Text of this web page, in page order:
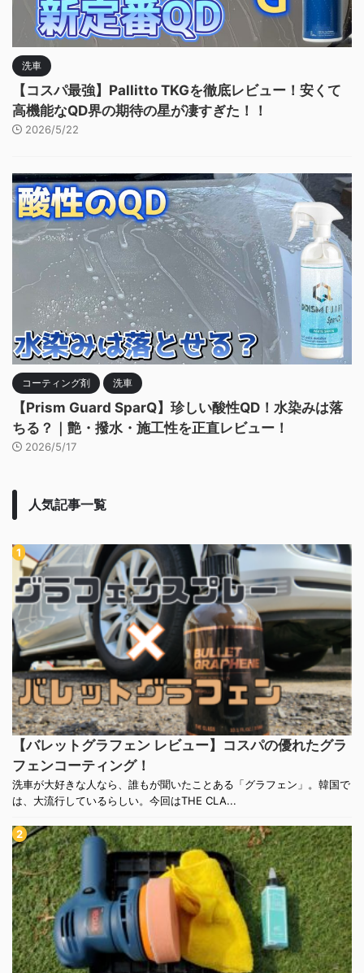
洗車
【コスパ最強】Pallitto TKGを徹底レビュー！安くて
高機能なQD界の期待の星が凄すぎた！！
2026/5/22
コーティング剤 洗車
【Prism Guard SparQ】珍しい酸性QD！水染みは落
ちる？｜艶・撥水・施工性を正直レビュー！
2026/5/17
人気記事一覧
【バレットグラフェン レビュー】コスパの優れたグラ
フェンコーティング！
洗車が大好きな人なら、誰もが聞いたことある「グラフェン」。韓国で
は、大流行しているらしい。今回はTHE CLA...